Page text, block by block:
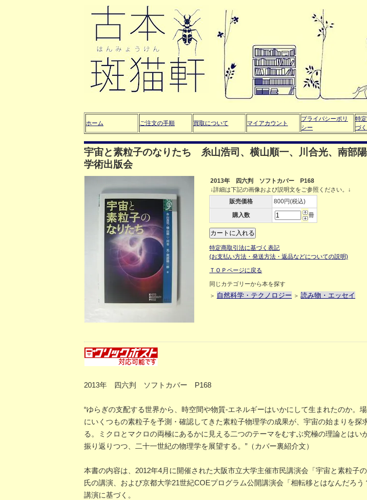
ホーム ご注文の手順 買取について マイアカウント
プライバシーポリ
シー
特
づ
宇宙と素粒子のなりたち 糸山浩司、横山順一、川合光、南
学術出版会
2013年 四六判 ソフトカバー P168
↓詳細は下記の画像および説明文をご参照ください。↓
販売価格
800円(税込)
購入数
冊
特定商取引法に基づく表記
(お支払い方法・発送方法・返品などについての説明)
ＴＯＰページに戻る
同じカテゴリーから本を探す
＞ 自然科学・テクノロジー ＞ 読み物・エッセイ
2013年 四六判 ソフトカバー P168
“ゆらぎの支配する世界から、時空間や物質-エネルギーはいかにして生まれたのか。
にいくつもの素粒子を予測・確認してきた素粒子物理学の成果が、宇宙の始まりを探
る。ミクロとマクロの両極にあるかに見える二つのテーマをむすぶ究極の理論とはい
振り返りつつ、二十一世紀の物理学を展望する。”（カバー裏紹介文）
本書の内容は、2012年4月に開催された大阪市立大学主催市民講演会「宇宙と素粒子
氏の講演、および京都大学21世紀COEプログラム公開講演会「相転移とはなんだろ
講演に基づく。